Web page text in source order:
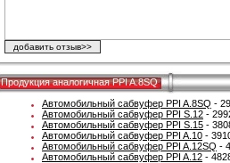
Продукция аналогичная PPI A.8SQ
Автомобильный сабвуфер PPI A.8SQ -
Автомобильный сабвуфер PPI S.12 -
Автомобильный сабвуфер PPI S.15 -
Автомобильный сабвуфер PPI A.10 -
Автомобильный сабвуфер PPI A.12SQ -
Автомобильный сабвуфер PPI A.12 -